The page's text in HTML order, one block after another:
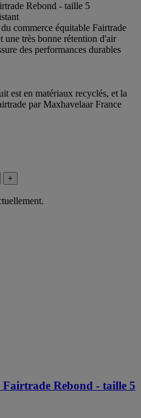
Rebond - taille 5
commerce équitable Fairtrade
une très bonne rétention d'air
des performances durables
est en matériaux recyclés, et la
par Maxhavelaar France
+
Rebond - taille 5